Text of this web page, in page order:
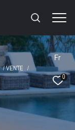
Fr
0
VENTE